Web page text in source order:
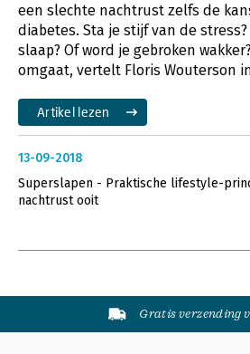
een slechte nachtrust zelfs de
diabetes. Sta je stijf van de
slaap? Of word je gebroken
omgaat, vertelt Floris Wouterson
Artikel lezen
13-09-2018
Superslapen - Praktische lifestyle-
nachtrust ooit
Gratis verzending